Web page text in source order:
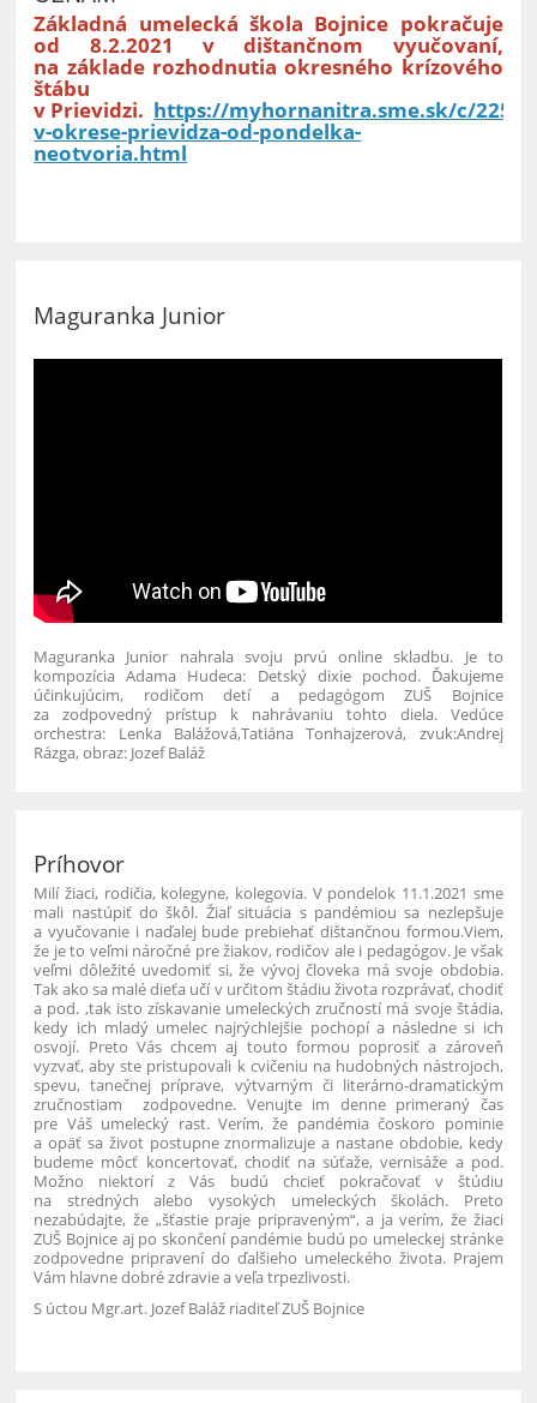
Základná umelecká škola Bojnice pokračuje
od 8.2.2021 v dištančnom vyučovaní,
na základe rozhodnutia okresného krízového
štábu
v Prievidzi. https://myhornanitra.sme.sk/c/
v-okrese-prievidza-od-pondelka-
neotvoria.html
Maguranka Junior
Maguranka Junior nahrala svoju prvú online skladbu. Je to
kompozícia Adama Hudeca: Detský dixie pochod. Ďakujeme
účinkujúcim, rodičom detí a pedagógom ZUŠ Bojnice
za zodpovedný prístup k nahrávaniu tohto diela. Vedúce
orchestra: Lenka Balážová,Tatiána Tonhajzerová, zvuk:Andrej
Rázga, obraz: Jozef Baláž
Príhovor
Milí žiaci, rodičia, kolegyne, kolegovia. V pondelok 11.1.2021 sme
mali nastúpiť do škôl. Žiaľ situácia s pandémiou sa nezlepšuje
a vyučovanie i naďalej bude prebiehať dištančnou formou.Viem,
že je to veľmi náročné pre žiakov, rodičov ale i pedagógov. Je však
veľmi dôležité uvedomiť si, že vývoj človeka má svoje obdobia.
Tak ako sa malé dieťa učí v určitom štádiu života rozprávať, chodiť
a pod. ,tak isto získavanie umeleckých zručností má svoje štádia,
kedy ich mladý umelec najrýchlejšie pochopí a následne si ich
osvojí. Preto Vás chcem aj touto formou poprosiť a zároveň
vyzvať, aby ste pristupovali k cvičeniu na hudobných nástrojoch,
spevu, tanečnej príprave, výtvarným či literárno-dramatickým
zručnostiam zodpovedne. Venujte im denne primeraný čas
pre Váš umelecký rast. Verím, že pandémia čoskoro pominie
a opäť sa život postupne znormalizuje a nastane obdobie, kedy
budeme môcť koncertovať, chodiť na súťaže, vernisáže a pod.
Možno niektorí z Vás budú chcieť pokračovať v štúdiu
na stredných alebo vysokých umeleckých školách. Preto
nezabúdajte, že „šťastie praje pripraveným“, a ja verím, že žiaci
ZUŠ Bojnice aj po skončení pandémie budú po umeleckej stránke
zodpovedne pripravení do ďalšieho umeleckého života. Prajem
Vám hlavne dobré zdravie a veľa trpezlivosti.
S úctou Mgr.art. Jozef Baláž riaditeľ ZUŠ Bojnice